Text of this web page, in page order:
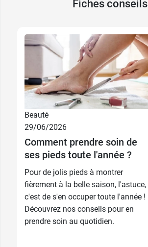
75 ml
2 x 75 ml 17,99 €
Fiches conseils
Beauté
29/06/2026
Comment prendre soin de
ses pieds toute l'année ?
Pour de jolis pieds à montrer
fièrement à la belle saison, l'astuce,
c'est de s'en occuper toute l'année !
Découvrez nos conseils pour en
prendre soin au quotidien.